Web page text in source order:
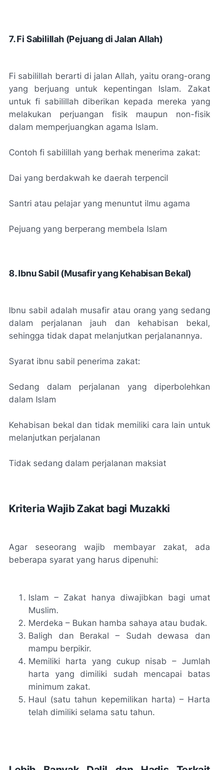
7. Fi Sabilillah (Pejuang di Jalan Allah)
Fi sabilillah berarti di jalan Allah, yaitu orang-orang
yang berjuang untuk kepentingan Islam. Zakat
untuk fi sabilillah diberikan kepada mereka yang
melakukan perjuangan fisik maupun non-fisik
dalam memperjuangkan agama Islam.
Contoh fi sabilillah yang berhak menerima zakat:
Dai yang berdakwah ke daerah terpencil
Santri atau pelajar yang menuntut ilmu agama
Pejuang yang berperang membela Islam
8. Ibnu Sabil (Musafir yang Kehabisan Bekal)
Ibnu sabil adalah musafir atau orang yang sedang
dalam perjalanan jauh dan kehabisan bekal,
sehingga tidak dapat melanjutkan perjalanannya.
Syarat ibnu sabil penerima zakat:
Sedang dalam perjalanan yang diperbolehkan
dalam Islam
Kehabisan bekal dan tidak memiliki cara lain untuk
melanjutkan perjalanan
Tidak sedang dalam perjalanan maksiat
Kriteria Wajib Zakat bagi Muzakki
Agar seseorang wajib membayar zakat, ada
beberapa syarat yang harus dipenuhi:
Islam – Zakat hanya diwajibkan bagi umat
Muslim.
Merdeka – Bukan hamba sahaya atau budak.
Baligh dan Berakal – Sudah dewasa dan
mampu berpikir.
Memiliki harta yang cukup nisab – Jumlah
harta yang dimiliki sudah mencapai batas
minimum zakat.
Haul (satu tahun kepemilikan harta) – Harta
telah dimiliki selama satu tahun.